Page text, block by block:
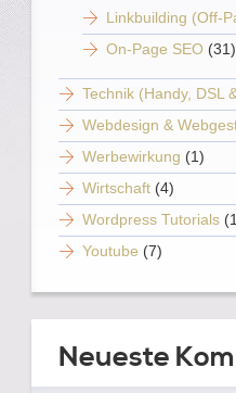
Linkbuilding (Off-
On-Page SEO (31)
Technik (Handy, DSL
Webdesign &
Werbewirkung (1)
Wirtschaft (4)
Wordpress Tutorials
Youtube (7)
Neueste